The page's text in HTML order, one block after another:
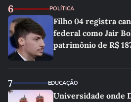
6 POLÍTICA
Filho 04 registra
federal como Jair
patrimônio de R$
7 EDUCAÇÃO
Universidade onde